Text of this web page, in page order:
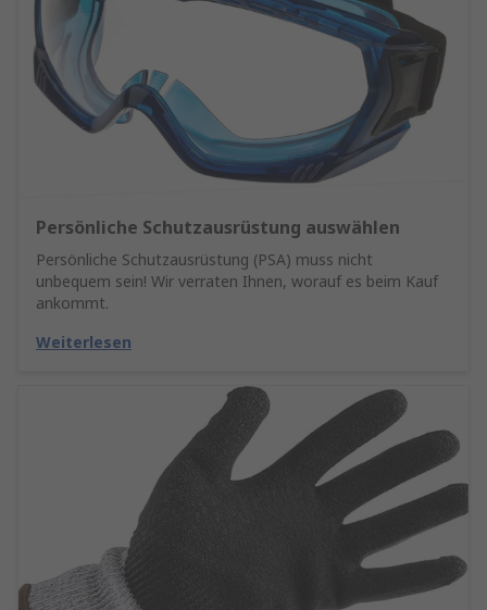
Persönliche Schutzausrüstung auswählen
Persönliche Schutzausrüstung (PSA) muss nicht
unbequem sein! Wir verraten Ihnen, worauf es beim Kauf
ankommt.
Weiterlesen